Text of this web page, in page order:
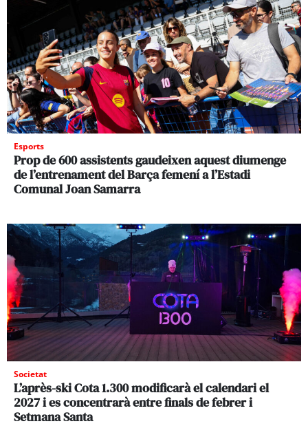
Esports
Prop de 600 assistents gaudeixen aquest diumenge
de l’entrenament del Barça femení a l’Estadi
Comunal Joan Samarra
Societat
L’après-ski Cota 1.300 modificarà el calendari el
2027 i es concentrarà entre finals de febrer i
Setmana Santa